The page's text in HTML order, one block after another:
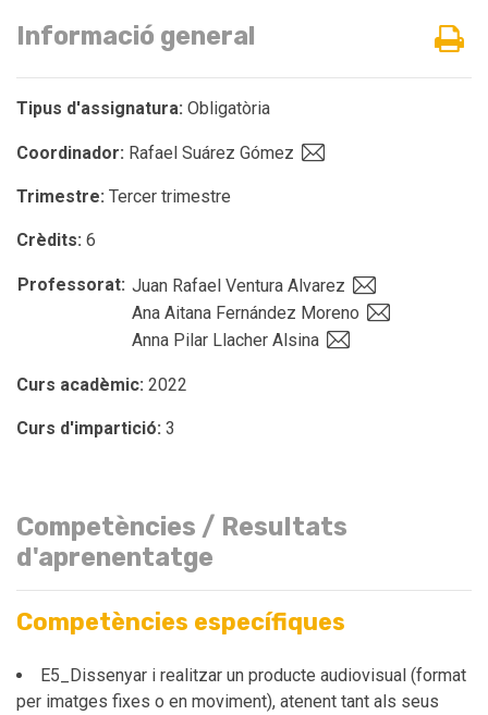
Informació general
Tipus d'assignatura: Obligatòria
Coordinador: Rafael Suárez Gómez
Trimestre: Tercer trimestre
Crèdits: 6
Professorat: Juan Rafael Ventura Alvarez
Ana Aitana Fernández Moreno
Anna Pilar Llacher Alsina
Curs acadèmic: 2022
Curs d'impartició: 3
Competències / Resultats
d'aprenentatge
Competències específiques
E5_Dissenyar i realitzar un producte audiovisual (format
per imatges fixes o en moviment), atenent tant als seus